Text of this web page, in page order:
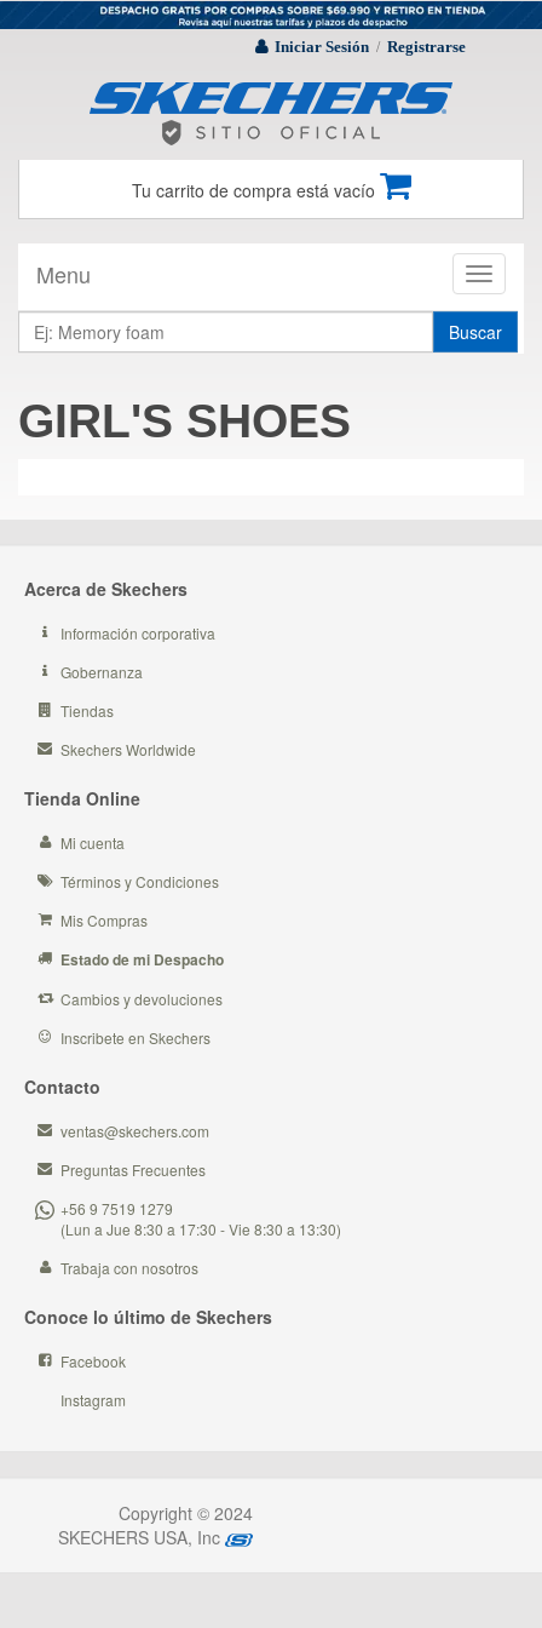
Iniciar Sesión / Registrarse
Tu carrito de compra está vacío
Toggle
Menu
Buscar
GIRL'S SHOES
Acerca de Skechers
Información corporativa
Gobernanza
Tiendas
Skechers Worldwide
Tienda Online
Mi cuenta
Términos y Condiciones
Mis Compras
Estado de mi Despacho
Cambios y devoluciones
Inscribete en Skechers
Contacto
ventas@skechers.com
Preguntas Frecuentes
+56 9 7519 1279
(Lun a Jue 8:30 a 17:30 - Vie 8:30 a 13:30)
Trabaja con nosotros
Conoce lo último de Skechers
Facebook
Instagram
Copyright © 2024
SKECHERS USA, Inc